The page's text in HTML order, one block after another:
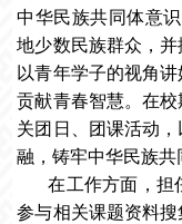
中华民族共同体意
地少数民族群众，并
以青年学子的视角
贡献青春智慧。在
关团日、团课活动
融，铸牢中华民族共
在工作方面，担
参与相关课题资料